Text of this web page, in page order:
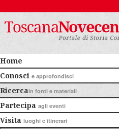
Home
Conosci e approfondisci
Ricercain fonti e materiali
Partecipa agli eventi
Visita luoghi e itinerari